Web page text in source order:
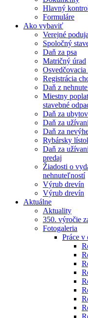
Hlavný
Formuláre
Ako vybaviť
Verejné
Spoločný
Daň za psa
Matričný úrad
Osvedčovacia
Registrácia
Daň z
Miestny
stavebné
Daň za
Daň za
Daň za
Rybársky
Daň za
predaj
Žiadosti o
nehnuteľností
Výrub drevín
Výrub drevín
Aktuálne
Aktuality
350. výročie
Fotogaleria
Práce v